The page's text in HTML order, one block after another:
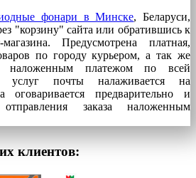
фонари в Минске, Беларуси,
"корзину" сайта или обратившись к
Предусмотрена платная,
по городу курьером, а так же
наложенным платежом по всей
услуг почты налаживается на
предварительно и
заказа наложенным
клиентов: